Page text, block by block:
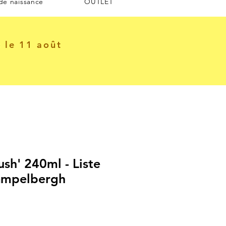
le 11 août
240ml - Liste